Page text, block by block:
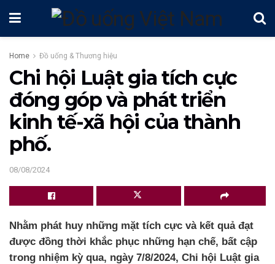
Home Đồ uống & Thương hiệu
Chi hội Luật gia tích cực
đóng góp và phát triển
kinh tế-xã hội của thành
phố.
08/08/2024
Nhằm phát huy những mặt tích cực và kết quả đạt
được đồng thời khắc phục những hạn chế, bất cập
trong nhiệm kỳ qua, ngày 7/8/2024, Chi hội Luật gia